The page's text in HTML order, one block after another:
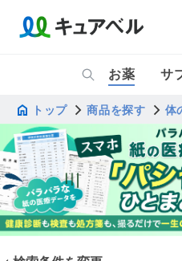
お薬 サ
トップ 商品を探す 体